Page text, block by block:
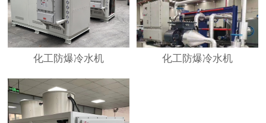
化工防爆冷水机 化工防爆冷水机